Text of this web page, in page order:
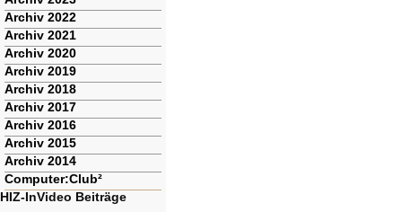
Archiv 2022
Archiv 2021
Archiv 2020
Archiv 2019
Archiv 2018
Archiv 2017
Archiv 2016
Archiv 2015
Archiv 2014
Computer:Club²
HIZ-InVideo Beiträge